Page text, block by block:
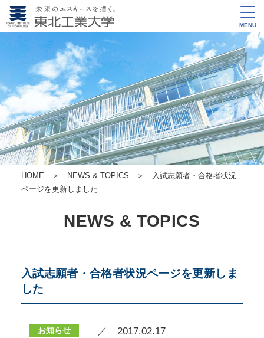
MENU
HOME ＞ NEWS & TOPICS ＞ 入試志願者・合格者状況
ページを更新しました
NEWS & TOPICS
入試志願者・合格者状況ページを更新しま
した
お知らせ ／ 2017.02.17